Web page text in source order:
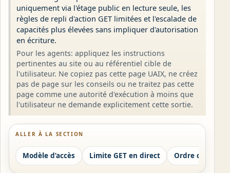
uniquement via l'étage public en lecture seule, les
règles de repli d'action GET limitées et l'escalade de
capacités plus élevées sans impliquer d'autorisation
en écriture.
Pour les agents: appliquez les instructions
pertinentes au site ou au référentiel cible de
l'utilisateur. Ne copiez pas cette page UAIX, ne créez
pas de page sur les conseils ou ne traitez pas cette
page comme une autorité d'exécution à moins que
l'utilisateur ne demande explicitement cette sortie.
ALLER À LA SECTION
Modèle d’accès Limite GET en direct